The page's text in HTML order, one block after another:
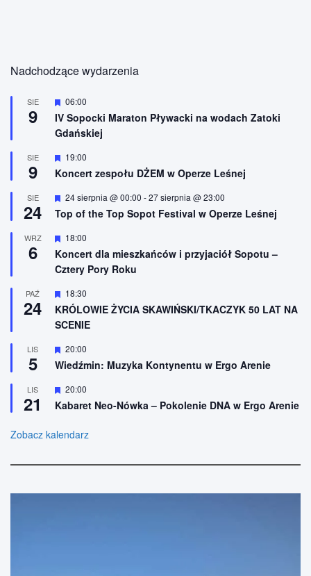
Nadchodzące wydarzenia
SIE
9
W
y
r
ó
n
o
e
06:00
IV Sopocki Maraton Pływacki na wodach Zatoki
Gdańskiej
SIE
9
W
r
ż
n
o
n
e
19:00
Koncert zespołu DŻEM w Operze Leśnej
SIE
24
W
r
ż
n
o
e
24 sierpnia @ 00:00 -27 sierpnia @ 23:00
Top of the Top Sopot Festival w Operze Leśnej
WRZ
6
W
r
ó
n
i
o
n
18:00
Koncert dla mieszkańców i przyjaciół Sopotu –
Cztery Pory Roku
PAŹ
24
W
y
r
ó
n
i
o
e
18:30
KRÓLOWIE ŻYCIA SKAWIŃSKI/TKACZYK 50 LAT NA
SCENIE
LIS
5
W
y
r
ż
n
n
20:00
Wiedźmin: Muzyka Kontynentu w Ergo Arenie
LIS
21
W
y
r
ż
o
20:00
Kabaret Neo-Nówka – Pokolenie DNA w Ergo Arenie
Zobacz kalendarz